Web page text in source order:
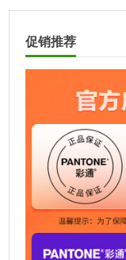
l
促销推荐